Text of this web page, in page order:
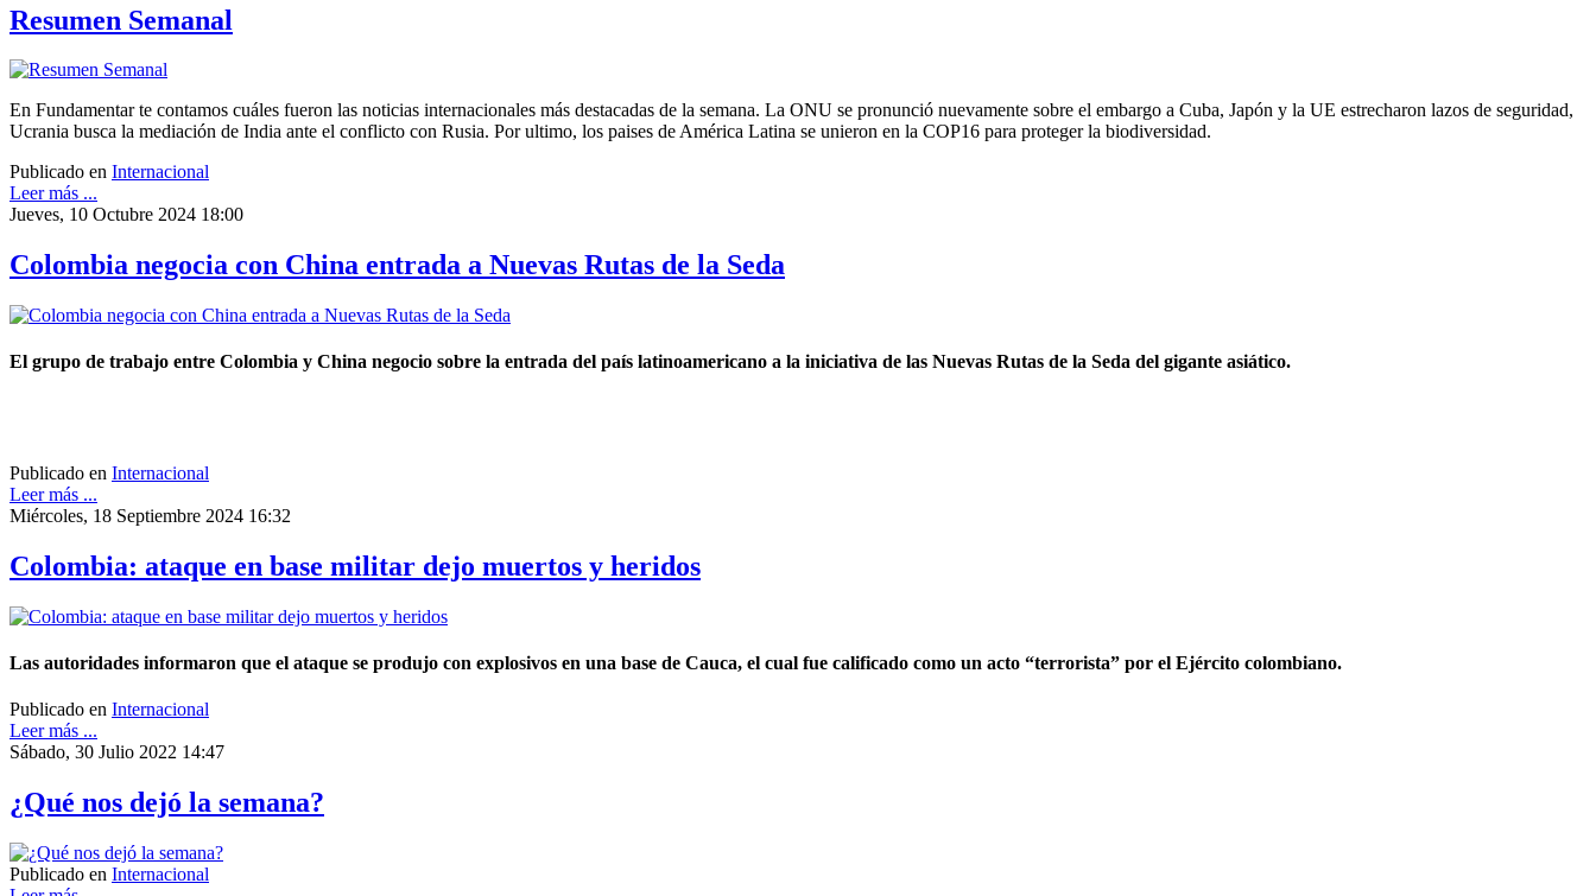
Resumen Semanal
En Fundamentar te contamos cuáles fueron las noticias internacionales más destacadas de la semana. La ONU se pronunció nuevamente sobre el embargo a Cuba, Japón y la UE estrecharon lazos de seguridad,
Ucrania busca la mediación de India ante el conflicto con Rusia. Por ultimo, los paises de América Latina se unieron en la COP16 para proteger la biodiversidad.
Publicado en Internacional
Leer más ...
Jueves, 10 Octubre 2024 18:00
Colombia negocia con China entrada a Nuevas Rutas de la Seda
El grupo de trabajo entre Colombia y China negocio sobre la entrada del país latinoamericano a la iniciativa de las Nuevas Rutas de la Seda del gigante asiático.
Publicado en Internacional
Leer más ...
Miércoles, 18 Septiembre 2024 16:32
Colombia: ataque en base militar dejo muertos y heridos
Las autoridades informaron que el ataque se produjo con explosivos en una base de Cauca, el cual fue calificado como un acto “terrorista” por el Ejército colombiano.
Publicado en Internacional
Leer más ...
Sábado, 30 Julio 2022 14:47
¿Qué nos dejó la semana?
Publicado en Internacional